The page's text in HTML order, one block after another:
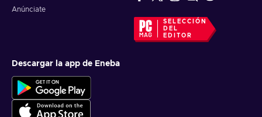
Anúnciate
SELECCIÓN
DEL
EDITOR
Descargar la app de Eneba